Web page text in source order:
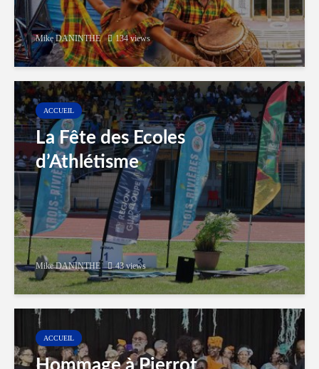
Mike DANINTHE 134 views
ACCUEIL
La Fête des Ecoles
d’Athlétisme
Mike DANINTHE 43 views
ACCUEIL